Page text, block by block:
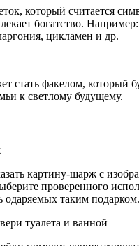
который считается
богатство.
цикламен и др.
стать факелом, который
к светлому будущему.
картину-шарж с
проверенного
одаряемых таким подарком.
туалета и ванной